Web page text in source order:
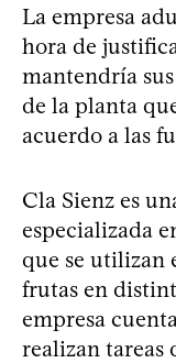
La empresa
hora de
mantendría
de la planta
acuerdo a las
Cla Sienz es
especializada
que se utilizan
frutas en
empresa
realizan tareas